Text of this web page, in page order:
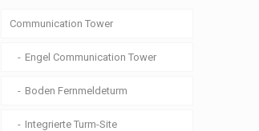
Communication Tower
Engel Communication Tower
Boden Fernmeldeturm
Integrierte Turm-Site